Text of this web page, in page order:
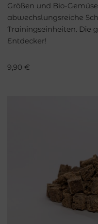
Größen und Bio-
abwechslungsreiche
Trainingseinheiten. Die
Entdecker!
9,90 €